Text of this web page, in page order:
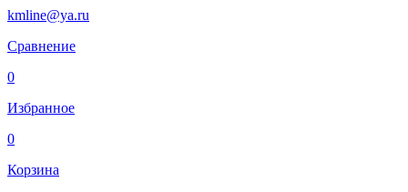
kmline@ya.ru
Сравнение
0
Избранное
0
Корзина